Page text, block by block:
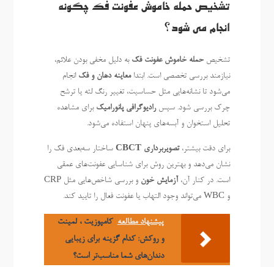
تشخیص حمله خاموش عفونت فک چگونه
انجام می شود؟
تشخیص حمله خاموش عفونت فک به دلیل مخفی بودن علائم،
نیازمند بررسی تخصصی است. ابتدامعاینه دهان و فک انجام
می‌شود تا نشانه‌هایی مثل حساسیت، تغییر رنگ لثه یا ترشح
چرک بررسی شود. سپسرادیوگرافی پانورامیک برای مشاهده
تحلیل استخوان و آبسه‌های پنهان استفاده می‌شود.
برای دقت بیشتر،تصویربرداری CBCT
ساختار سه‌بعدی فک را
نشان می‌دهد و بهترین روش برای شناسایی عفونت‌های عمقی
است. در کنار آن، آزمایش خون
و بررسی شاخص‌هایی مثل CRP
و WBC می‌تواند وجود التهاب یا عفونت فعال را تایید کند.
پیشنهاد مطالعه کامپوزیت ، لمینت
و روکش: کدام گزینه برای زیبایی
دندان‌های شما مناسب‌تر است؟